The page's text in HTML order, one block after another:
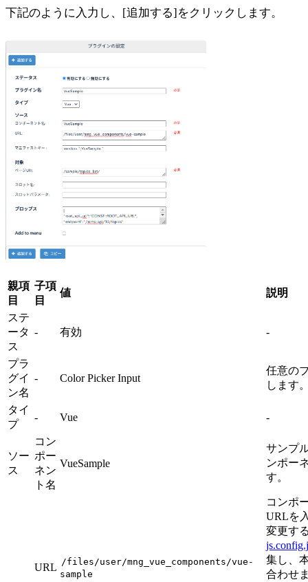
下記のように入力し、[追加する]をクリックします。
親項
目
子項
目
値 説明
ステ
ータ
ス
- 有効 -
プラ
グイ
ン名
- Color Picker Input
任意の
します
タイ
プ
- Vue -
ソー
ス
コン
ポー
ネン
ト名
VueSample
サンプ
ンポー
す。
URL /files/user/mng_vue_components/vue-
sample
コンポ
URLを
変更す
集し、
合わせ